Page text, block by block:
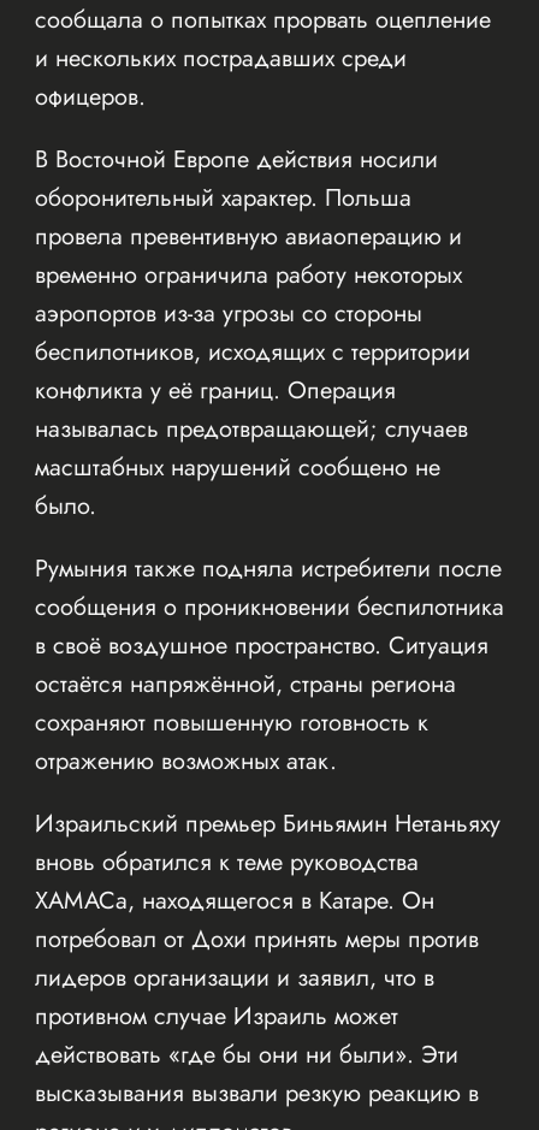
сообщала о попытках прорвать оцепление
и нескольких пострадавших среди
офицеров.
В Восточной Европе действия носили
оборонительный характер. Польша
провела превентивную авиаоперацию и
временно ограничила работу некоторых
аэропортов из-за угрозы со стороны
беспилотников, исходящих с территории
конфликта у её границ. Операция
называлась предотвращающей; случаев
масштабных нарушений сообщено не
было.
Румыния также подняла истребители после
сообщения о проникновении беспилотника
в своё воздушное пространство. Ситуация
остаётся напряжённой, страны региона
сохраняют повышенную готовность к
отражению возможных атак.
Израильский премьер Биньямин Нетаньяху
вновь обратился к теме руководства
ХАМАСа, находящегося в Катаре. Он
потребовал от Дохи принять меры против
лидеров организации и заявил, что в
противном случае Израиль может
действовать «где бы они ни были». Эти
высказывания вызвали резкую реакцию в